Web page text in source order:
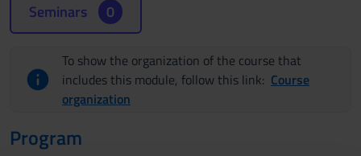
Seminars 0
To show the organization of the course that
includes this module, follow this link: Course
organization
Program